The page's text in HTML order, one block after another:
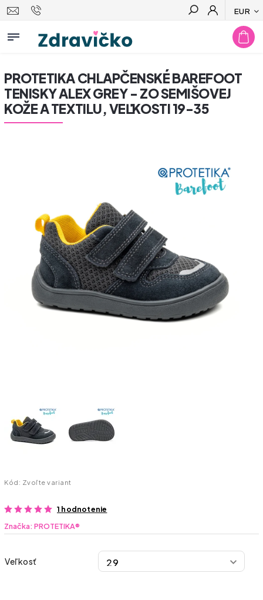
EUR
Hľadať
PROTETIKA CHLAPČENSKÉ BAREFOOT
TENISKY ALEX GREY - ZO SEMIŠOVEJ
KOŽE A TEXTILU, VEĽKOSTI 19-35
Kód: Zvoľte variant
1 hodnotenie
Značka:PROTETIKA®
Veľkosť